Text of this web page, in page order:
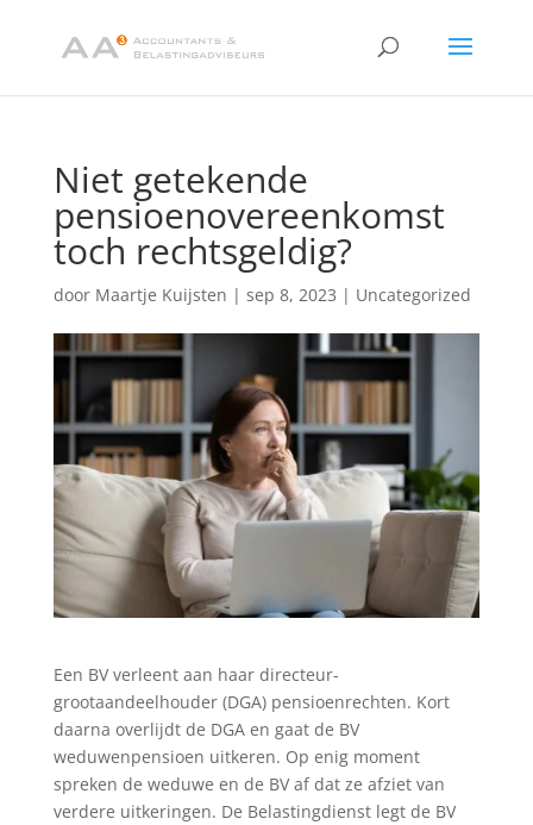
Niet getekende
pensioenovereenkomst
toch rechtsgeldig?
door Maartje Kuijsten | sep 8, 2023 | Uncategorized
Een BV verleent aan haar directeur-
grootaandeelhouder (DGA) pensioenrechten. Kort
daarna overlijdt de DGA en gaat de BV
weduwenpensioen uitkeren. Op enig moment
spreken de weduwe en de BV af dat ze afziet van
verdere uitkeringen. De Belastingdienst legt de BV